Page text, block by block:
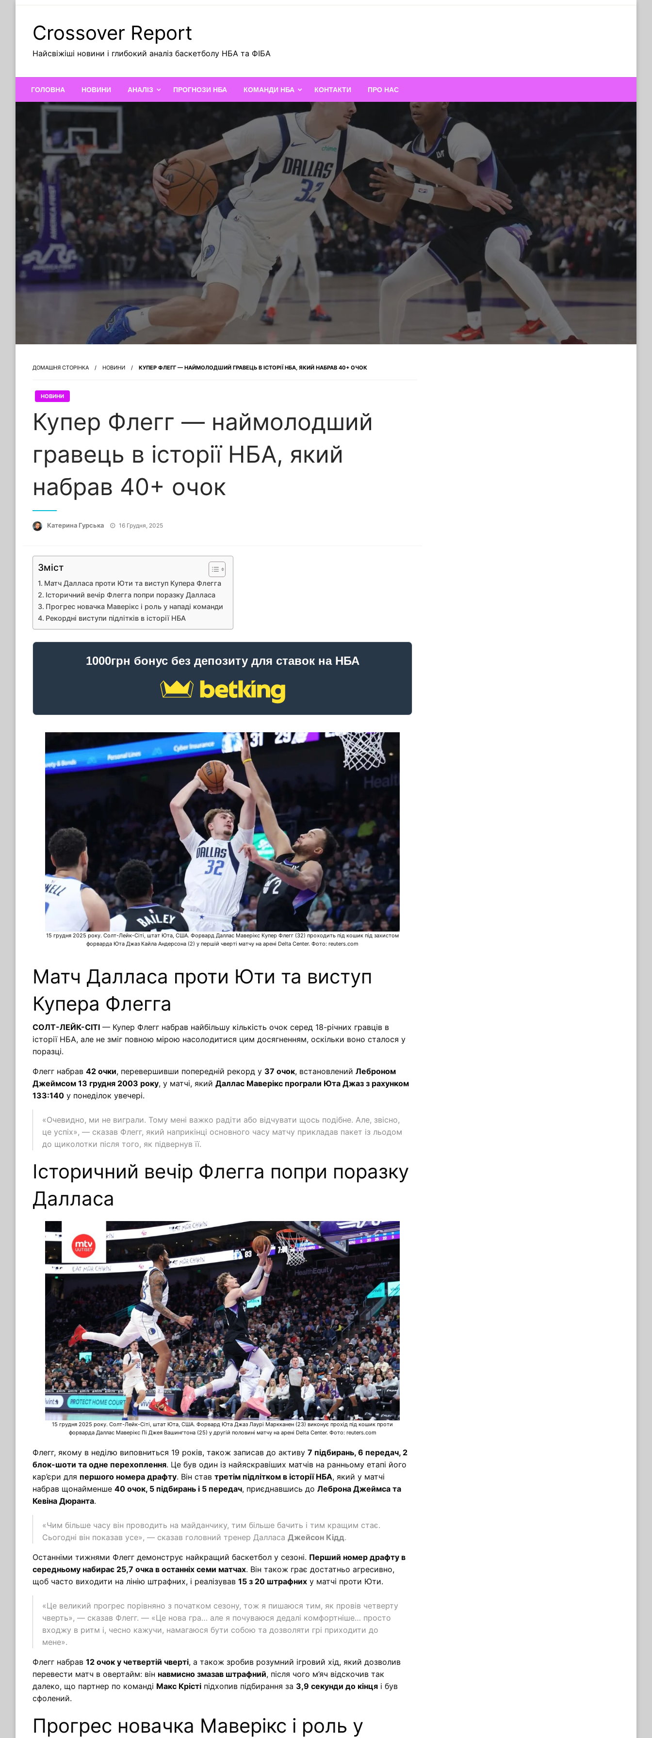
Crossover Report
Найсвіжіші новини і глибокий аналіз баскетболу НБА та ФІБА
ГОЛОВНА НОВИНИ АНАЛІЗ ПРОГНОЗИ НБА КОМАНДИ НБА КОНТАКТИ ПРО НАС
ДОМАШНЯ СТОРІНКА НОВИНИ КУПЕР ФЛЕГГ — НАЙМОЛОДШИЙ ГРАВЕЦЬ В ІСТОРІЇ НБА, ЯКИЙ НАБРАВ 40+ ОЧОК
НОВИНИ
Купер Флегг — наймолодший
гравець в історії НБА, який
набрав 40+ очок
Катерина Гурська Опубліковано
16 Грудня, 2025
Зміст
Матч Далласа проти Юти та виступ Купера Флегга
Історичний вечір Флегга попри поразку Далласа
Прогрес новачка Маверікс і роль у нападі команди
Рекордні виступи підлітків в історії НБА
1000грн бонус без депозиту для ставок на НБА
15 грудня 2025 року. Солт-Лейк-Сіті, штат Юта, США. Форвард Даллас Маверікс Купер Флегг (32) проходить під кошик під захистом
форварда Юта Джаз Кайла Андерсона (2) у першій чверті матчу на арені Delta Center. Фото: reuters.com
Матч Далласа проти Юти та виступ
Купера Флегга
СОЛТ-ЛЕЙК-СІТІ — Купер Флегг набрав найбільшу кількість очок серед 18-річних гравців в
історії НБА, але не зміг повною мірою насолодитися цим досягненням, оскільки воно сталося у
поразці.
Флегг набрав 42 очки, перевершивши попередній рекорд у 37 очок, встановлений Леброном
Джеймсом 13 грудня 2003 року, у матчі, який Даллас Маверікс програли Юта Джаз з рахунком
133:140 у понеділок увечері.
«Очевидно, ми не виграли. Тому мені важко радіти або відчувати щось подібне. Але, звісно,
це успіх», — сказав Флегг, який наприкінці основного часу матчу прикладав пакет із льодом
до щиколотки після того, як підвернув її.
Історичний вечір Флегга попри поразку
Далласа
15 грудня 2025 року. Солт-Лейк-Сіті, штат Юта, США. Форвард Юта Джаз Лаурі Маркканен (23) виконує прохід під кошик проти
форварда Даллас Маверікс Пі Джея Вашингтона (25) у другій половині матчу на арені Delta Center. Фото: reuters.com
Флегг, якому в неділю виповниться 19 років, також записав до активу 7 підбирань, 6 передач, 2
блок-шоти та одне перехоплення. Це був один із найяскравіших матчів на ранньому етапі його
кар’єри для першого номера драфту. Він став третім підлітком в історії НБА, який у матчі
набрав щонайменше 40 очок, 5 підбирань і 5 передач, приєднавшись до Леброна Джеймса та
Кевіна Дюранта.
«Чим більше часу він проводить на майданчику, тим більше бачить і тим кращим стає.
Сьогодні він показав усе», — сказав головний тренер Далласа Джейсон Кідд.
Останніми тижнями Флегг демонструє найкращий баскетбол у сезоні. Перший номер драфту в
середньому набирає 25,7 очка в останніх семи матчах. Він також грає достатньо агресивно,
щоб часто виходити на лінію штрафних, і реалізував 15 з 20 штрафних у матчі проти Юти.
«Це великий прогрес порівняно з початком сезону, тож я пишаюся тим, як провів четверту
чверть», — сказав Флегг. — «Це нова гра… але я почуваюся дедалі комфортніше… просто
входжу в ритм і, чесно кажучи, намагаюся бути собою та дозволяти грі приходити до
мене».
Флегг набрав 12 очок у четвертій чверті, а також зробив розумний ігровий хід, який дозволив
перевести матч в овертайм: він навмисно змазав штрафний, після чого м’яч відскочив так
далеко, що партнер по команді Макс Крісті підхопив підбирання за 3,9 секунди до кінця і був
сфолений.
Прогрес новачка Маверікс і роль у